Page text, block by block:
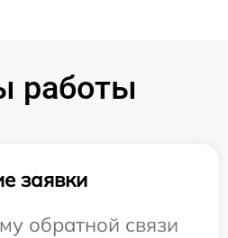
работы
заявки
обратной связи